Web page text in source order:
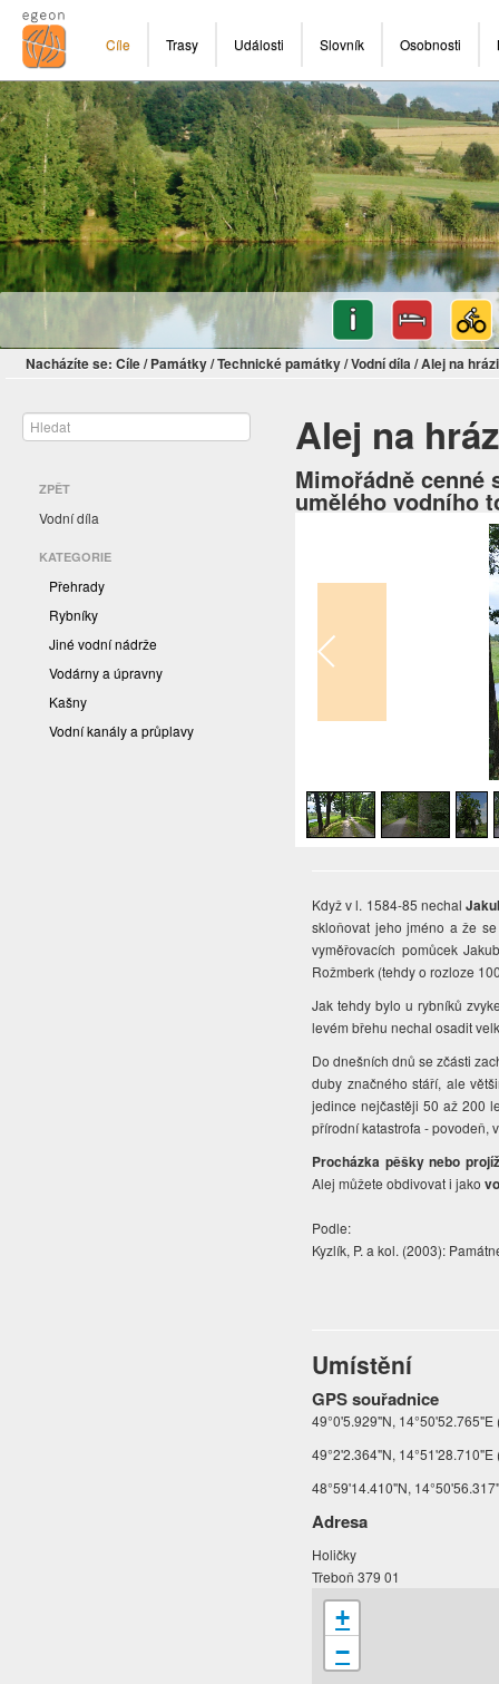
Cíle Trasy Události Slovník Osobnosti
Nacházíte se: Cíle/ Památky/Technické památky/Vodní díla/Alej na
ZPĚT
Vodní díla
KATEGORIE
Přehrady
Rybníky
Jiné vodní nádrže
Vodárny a úpravny
Kašny
Vodní kanály a průplavy
Alej na
Mimořádně
umělého vodního
Když v l. 1584-85 nechal
skloňovat jeho jméno a že
vyměřovacích pomůcek
Rožmberk (tehdy o rozloze
Jak tehdy bylo u rybníků
levém břehu nechal osadit
Do dnešních dnů se zčásti
duby značného stáří, ale
jedince nejčastěji 50 až 200
přírodní katastrofa - povodeň,
Procházka pěšky nebo
Alej můžete obdivovat i jako
Podle:
Kyzlík, P. a kol. (2003):
Umístění
GPS souřadnice
49°0'5.929"N,
49°2'2.364"N,
48°59'14.410"N,
Adresa
Holičky
Třeboň 379 01
+
−